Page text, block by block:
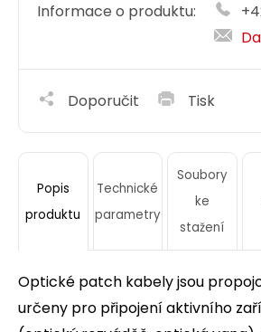
Informace o produktu:
Doporučit Tisk
Popis
produktu
Technické
parametry
Soubory
ke
stažení
Optické patch kabely jsou
určeny pro připojení aktivního